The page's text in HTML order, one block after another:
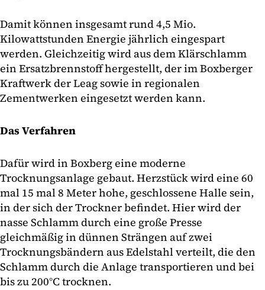
Damit können insgesamt rund 4,5 Mio.
Kilowattstunden Energie jährlich eingespart
werden. Gleichzeitig wird aus dem Klärschlamm
ein Ersatzbrennstoff hergestellt, der im Boxberger
Kraftwerk der Leag sowie in regionalen
Zementwerken eingesetzt werden kann.
Das Verfahren
Dafür wird in Boxberg eine moderne
Trocknungsanlage gebaut. Herzstück wird eine 60
mal 15 mal 8 Meter hohe, geschlossene Halle sein,
in der sich der Trockner befindet. Hier wird der
nasse Schlamm durch eine große Presse
gleichmäßig in dünnen Strängen auf zwei
Trocknungsbändern aus Edelstahl verteilt, die den
Schlamm durch die Anlage transportieren und bei
bis zu 200°C trocknen.